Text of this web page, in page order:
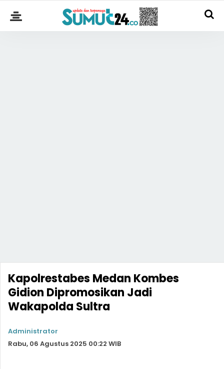
Kapolrestabes Medan Kombes
Gidion Dipromosikan Jadi
Wakapolda Sultra
Administrator
Rabu, 06 Agustus 2025 00:22 WIB